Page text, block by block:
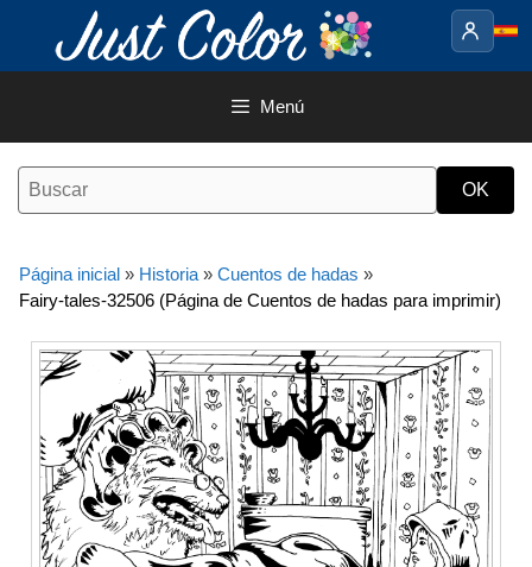
contenido
Menú
Página inicial » Historia » Cuentos de hadas »
Fairy-tales-32506 (Página de Cuentos de hadas para imprimir)